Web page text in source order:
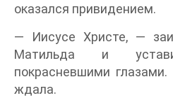
оказался привидением.
— Иисусе Христе, —
Матильда и
покрасневшими
ждала.